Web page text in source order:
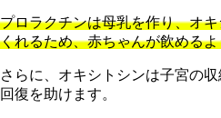
プロラクチンは母乳を作り、オ
くれるため、赤ちゃんが飲める
さらに、オキシトシンは子宮の
回復を助けます。